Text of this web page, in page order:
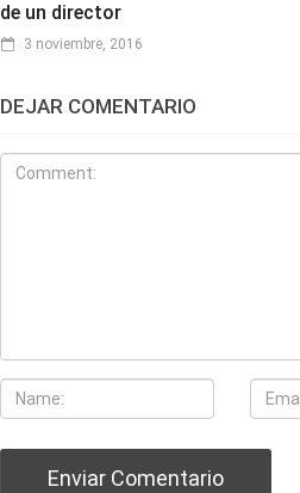
de un director
3 noviembre, 2016
DEJAR COMENTARIO